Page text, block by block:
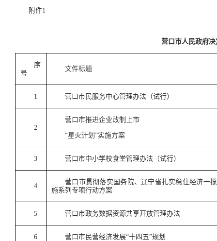
附件1
营口市人民政府
序
号
文件标题
1 营口市民服务中心管理办法（试行）
2
营口市推进企业改制上市
“星火计划”实施方案
3 营口市中小学校食堂管理办法（试行）
4
营口市贯彻落实国务院、辽宁省扎实稳住经济一
施系列专项行动方案
5 营口市政务数据资源共享开放管理办法
6 营口市民营经济发展“十四五”规划